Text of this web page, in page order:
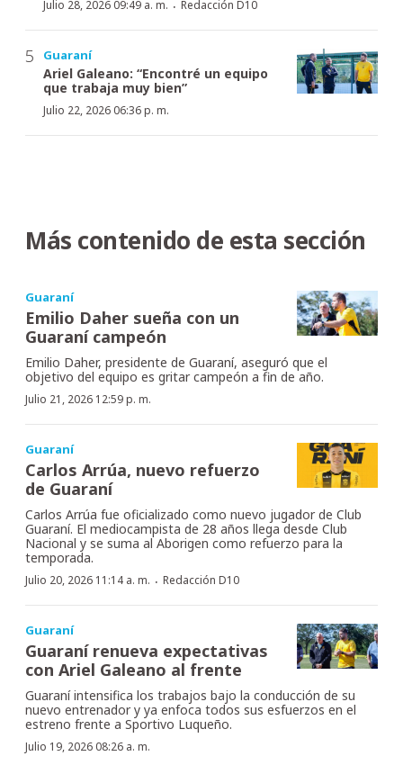
Julio 28, 2026 09:49 a. m. · Redacción D10
Guaraní
Ariel Galeano: “Encontré un equipo
que trabaja muy bien”
Julio 22, 2026 06:36 p. m.
Más contenido de esta sección
Guaraní
Emilio Daher sueña con un
Guaraní campeón
Emilio Daher, presidente de Guaraní, aseguró que el
objetivo del equipo es gritar campeón a fin de año.
Julio 21, 2026 12:59 p. m.
Guaraní
Carlos Arrúa, nuevo refuerzo
de Guaraní
Carlos Arrúa fue oficializado como nuevo jugador de Club
Guaraní. El mediocampista de 28 años llega desde Club
Nacional y se suma al Aborigen como refuerzo para la
temporada.
Julio 20, 2026 11:14 a. m. · Redacción D10
Guaraní
Guaraní renueva expectativas
con Ariel Galeano al frente
Guaraní intensifica los trabajos bajo la conducción de su
nuevo entrenador y ya enfoca todos sus esfuerzos en el
estreno frente a Sportivo Luqueño.
Julio 19, 2026 08:26 a. m.